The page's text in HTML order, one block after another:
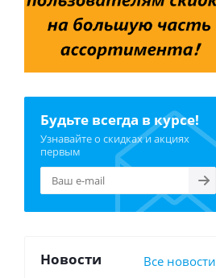
Будьте всегда в курсе!
Узнавайте о скидках и акциях
первым
Новости Все новости